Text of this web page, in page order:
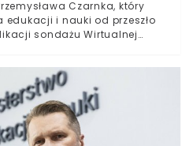
Czarnka, który
i nauki od przeszło
sondażu Wirtualnej
w którym od początku
sprawował będzie szef MEiN
że polityk objął
roku, po rekonstrukcji
Na początku